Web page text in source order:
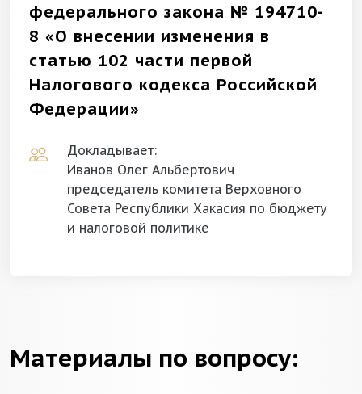
федерального закона № 194710-
8 «О внесении изменения в
статью 102 части первой
Налогового кодекса Российской
Федерации»
Докладывает:
Иванов Олег Альбертович
председатель комитета Верховного
Совета Республики Хакасия по бюджету
и налоговой политике
Материалы по вопросу: